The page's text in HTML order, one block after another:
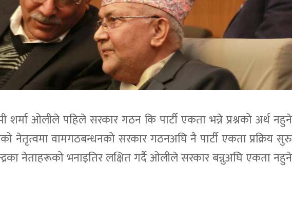
शर्मा ओलीले पहिले सरकार गठन कि पार्टी एकता भन्ने प्रश्नको अर्थ नहुने
नेतृत्वमा वामगठबन्धनको सरकार गठनअघि नै पार्टी एकता प्रक्रिय सुरु
नेताहरूको भनाइतिर लक्षित गर्दै ओलीले सरकार बन्नुअघि एकता नहुने